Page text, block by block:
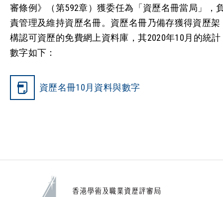
審條例》（第592章）獲委任為「資歷名冊當局」，
責管理及維持資歷名冊。資歷名冊乃備存獲得資歷架
構認可資歷的免費網上資料庫，其2020年10月的統計
數字如下：
資歷名冊10月資料與數字